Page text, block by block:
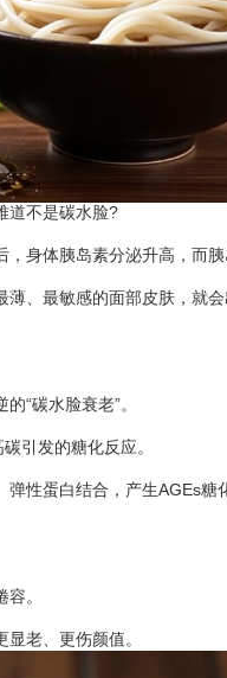
道不是碳水脸?
身体胰岛素分泌升高，而
、最敏感的面部皮肤，就
“碳水脸衰老”。
引发的糖化反应。
性蛋白结合，产生AGEs糖
。
老、更伤颜值。